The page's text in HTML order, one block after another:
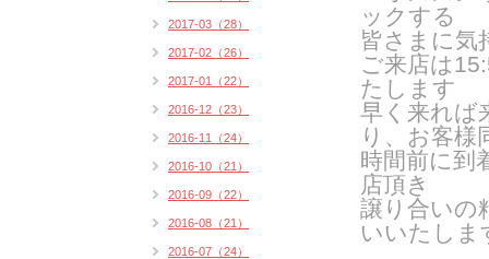
ックする
皆さまに気
ご来店は
たします
早く来れば
り、お客様
時間前に到
店頂き
譲り合いの
いいたしま
2017-03（28）
2017-02（26）
2017-01（22）
2016-12（23）
2016-11（24）
2016-10（21）
2016-09（22）
2016-08（21）
2016-07（24）